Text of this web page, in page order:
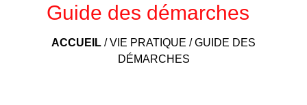
Guide des démarches
ACCUEIL /VIE PRATIQUE /GUIDE DES
DÉMARCHES